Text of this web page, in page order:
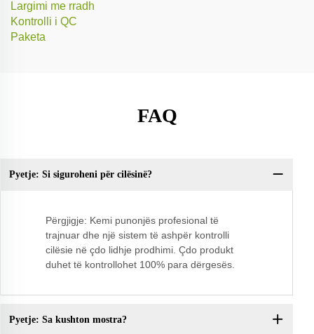
Largimi me rradh
Kontrolli i QC
Paketa
FAQ
Pyetje: Si siguroheni për cilësinë?
Përgjigje: Kemi punonjës profesional të
trajnuar dhe një sistem të ashpër kontrolli
cilësie në çdo lidhje prodhimi. Çdo produkt
duhet të kontrollohet 100% para dërgesës.
Pyetje: Sa kushton mostra?